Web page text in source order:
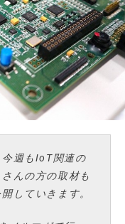
週もIoT関連の
んの方の取材も
していきます。